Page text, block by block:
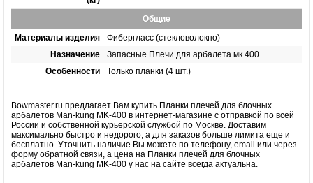
Общие
Материалы изделия
Фибергласс (стекловолокно)
Назначение
Запасные Плечи для арбалета мк 400
Особенности
Только планки (4 шт.)
Bowmaster.ru предлагает Вам купить Планки плечей для блочных
арбалетов Man-kung MK-400 в интернет-магазине с отправкой по всей
России и собственной курьерской службой по Москве. Доставим
максимально быстро и недорого, а для заказов больше лимита еще и
бесплатно. Уточнить наличие Вы можете по телефону, email или через
форму обратной связи, а цена на Планки плечей для блочных
арбалетов Man-kung MK-400 у нас на сайте всегда актуальна.